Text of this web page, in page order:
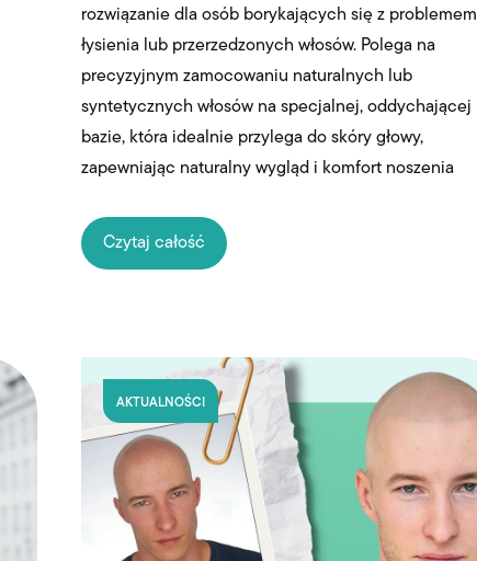
rozwiązanie dla osób borykających się z problemem
łysienia lub przerzedzonych włosów. Polega na
precyzyjnym zamocowaniu naturalnych lub
syntetycznych włosów na specjalnej, oddychającej
bazie, która idealnie przylega do skóry głowy,
zapewniając naturalny wygląd i komfort noszenia
Czytaj całość
AKTUALNOŚCI